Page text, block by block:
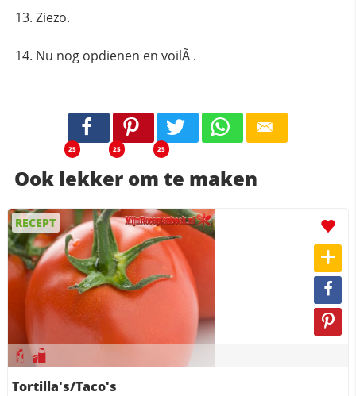
Ziezo.
Nu nog opdienen en voilÃ .
25 25 25
Ook lekker om te maken
RECEPT
Tortilla's/Taco's